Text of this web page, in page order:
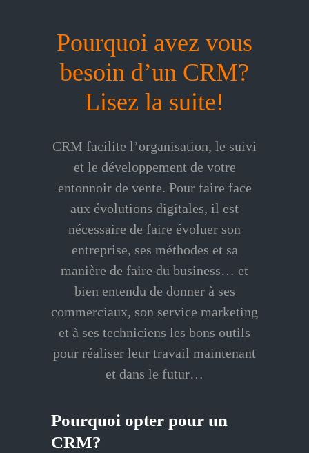
Pourquoi avez vous
besoin d’un CRM?
Lisez la suite!
CRM facilite l’organisation, le suivi
et le développement de votre
entonnoir de vente. Pour faire face
aux évolutions digitales, il est
nécessaire de faire évoluer son
entreprise, ses méthodes et sa
manière de faire du business… et
bien entendu de donner à ses
commerciaux, son service marketing
et à ses techniciens les bons outils
pour réaliser leur travail maintenant
et dans le futur…
Pourquoi opter pour un
CRM?